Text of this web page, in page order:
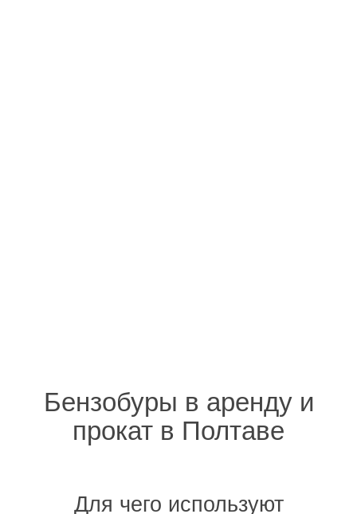
Бензобуры в аренду и
прокат в Полтаве
Для чего используют